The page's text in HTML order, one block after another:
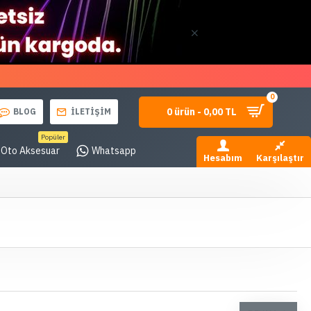
BLOG İLETİŞİM 0 ürün - 0,00 TL
0
Oto Aksesuar
Popüler
Whatsapp
Hesabım Karşılaştır